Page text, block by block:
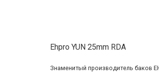
Ehpro YUN 25mm RDA
Знаменитый производитель баков